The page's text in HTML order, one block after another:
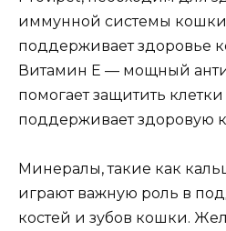
иммунной системы
поддерживает здоровье
Витамин Е — мощный
помогает защитить
поддерживает здоровую
Минералы, такие как
играют важную роль в
костей и зубов кошки.